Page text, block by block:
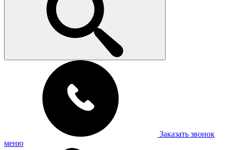
Заказать звонок
меню